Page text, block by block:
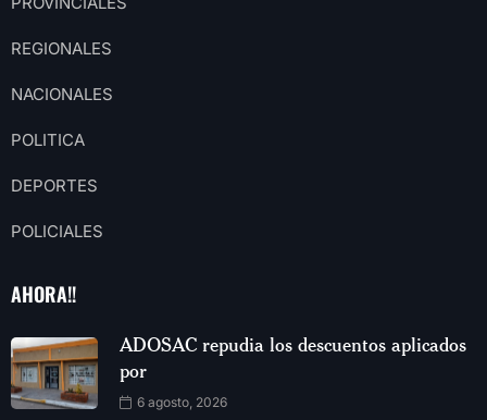
REGIONALES
NACIONALES
POLITICA
DEPORTES
POLICIALES
AHORA!!
ADOSAC repudia los descuentos aplicados
por
6 agosto, 2026